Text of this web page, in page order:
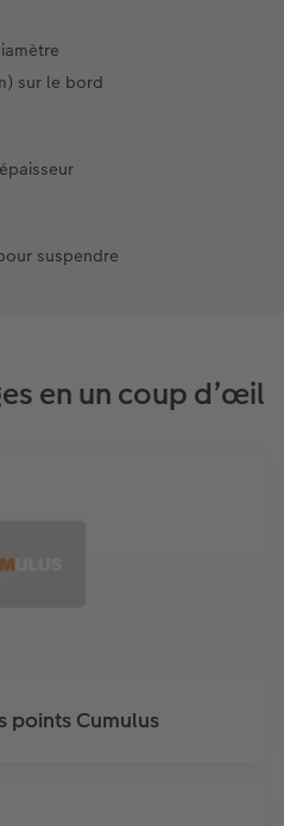
sur le bord
suspendre
en un coup d’œil
points Cumulus